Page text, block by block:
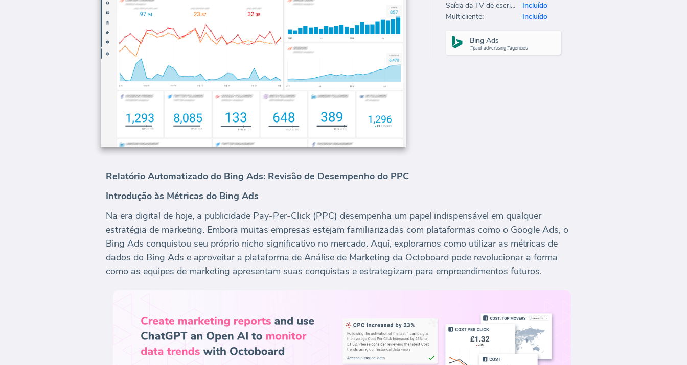
Relatório Automatizado do Bing Ads: Revisão de Desempenho do PPC
Introdução às Métricas do Bing Ads
Na era digital de hoje, a publicidade Pay-Per-Click (PPC) desempenha um papel indispensável em qualquer
estratégia de marketing. Embora muitas empresas estejam familiarizadas com plataformas como o Google Ads, o
Bing Ads conquistou seu próprio nicho significativo no mercado. Aqui, exploramos como utilizar as métricas de
dados do Bing Ads e aproveitar a plataforma de Análise de Marketing da Octoboard pode revolucionar a forma
como as equipes de marketing apresentam suas conquistas e estrategizam para empreendimentos futuros.
Saída da TV de escritório:
Incluído
Multicliente:
Incluído
Bing Ads
#paid-advertising #agencies